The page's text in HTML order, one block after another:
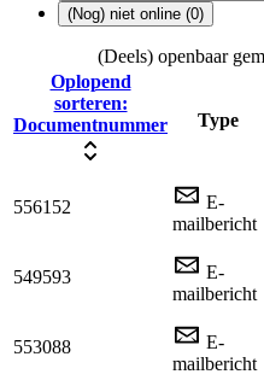
(Nog) niet online (0)
(Deels) openbaar
Oplopend
sorteren:
Documentnummer
Type
556152
E-
mailbericht
549593
E-
mailbericht
553088
E-
mailbericht